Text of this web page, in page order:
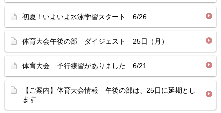
初夏！いよいよ水泳学習スタート 6/26
体育大会午後の部 ダイジェスト 25日（月）
体育大会 予行練習がありました 6/21
【ご案内】体育大会情報 午後の部は、25日に延期とし
ます